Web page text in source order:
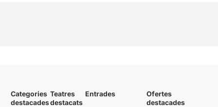
Categories
destacades
Teatres
destacats
Entrades
Ofertes
destacades